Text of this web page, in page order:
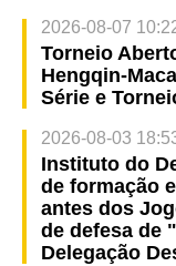
2026-08-07
Torneio
Hengqin-
Série e
2026-08-03
Instituto do
de formação
antes dos
de defesa de
Delegação